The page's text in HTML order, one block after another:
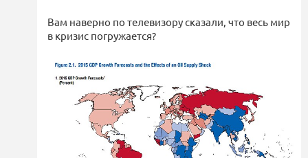
Вам наверно по телевизору сказали, что весь мир
в кризис погружается?